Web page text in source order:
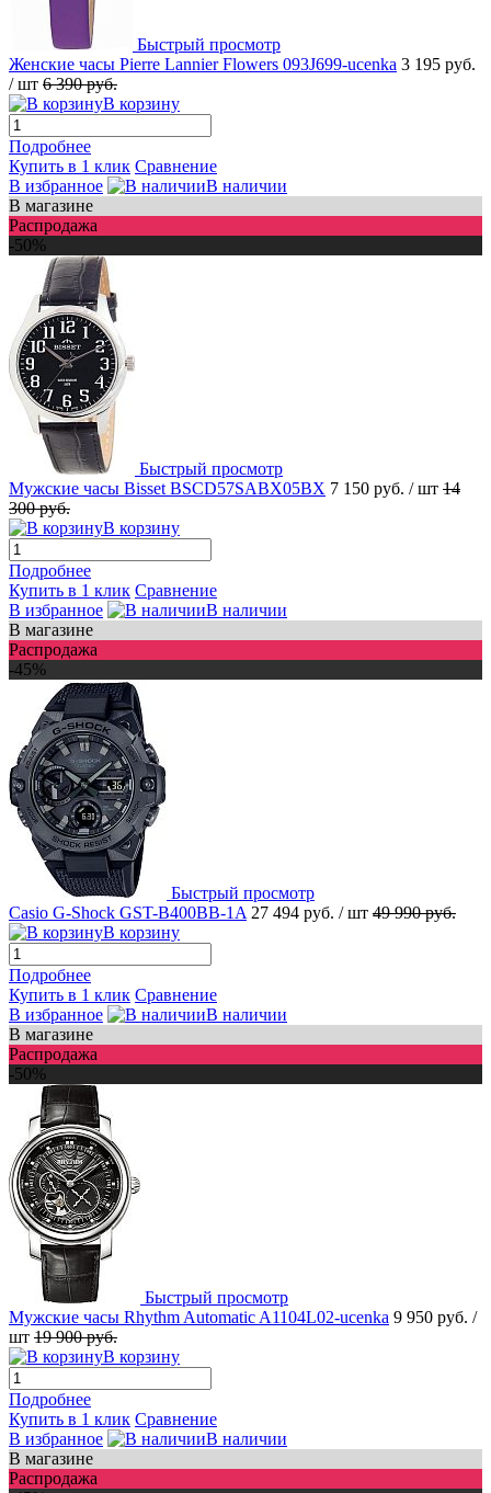
Быстрый просмотр
Женские часы Pierre Lannier Flowers 093J699-ucenka 3 195 руб.
/ шт 6 390 руб.
В корзину
Подробнее
Купить в 1 клик Сравнение
В избранное
В наличии
В магазине
Распродажа
-50%
Быстрый просмотр
Мужские часы Bisset BSCD57SABX05BX 7 150 руб. / шт 14
300 руб.
В корзину
Подробнее
Купить в 1 клик Сравнение
В избранное
В наличии
В магазине
Распродажа
-45%
Быстрый просмотр
Casio G-Shock GST-B400BB-1A 27 494 руб. / шт 49 990 руб.
В корзину
Подробнее
Купить в 1 клик Сравнение
В избранное
В наличии
В магазине
Распродажа
-50%
Быстрый просмотр
Мужские часы Rhythm Automatic A1104L02-ucenka 9 950 руб. /
шт 19 900 руб.
В корзину
Подробнее
Купить в 1 клик Сравнение
В избранное
В наличии
В магазине
Распродажа